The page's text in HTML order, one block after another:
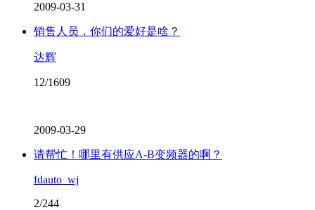
2009-03-31
销售人员，你们的爱好是啥？
达辉
12/1609
2009-03-29
请帮忙！哪里有供应A-B变频器的啊？
fdauto_wj
2/244